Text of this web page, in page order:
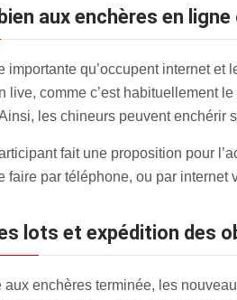
aux enchères en ligne
importante qu’occupent internet
live, comme c’est habituellement
les chineurs peuvent enchérir
fait une proposition pour
faire par téléphone, ou par
lots et expédition des
aux enchères terminée, les